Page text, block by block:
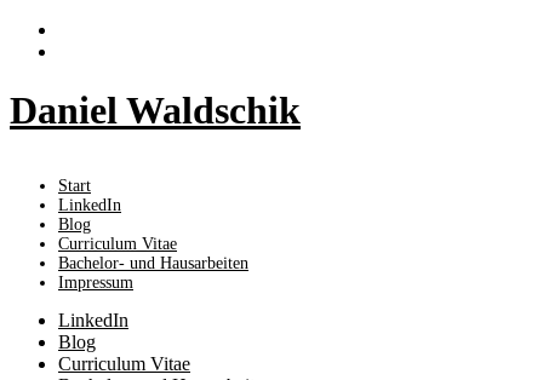
Skip
Daniel Waldschik
Start
LinkedIn
Blog
Curriculum Vitae
Bachelor- und Hausarbeiten
Impressum
LinkedIn
Blog
Curriculum Vitae